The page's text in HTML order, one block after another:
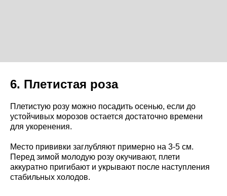
6. Плетистая роза
Плетистую розу можно посадить осенью, если до
устойчивых морозов остается достаточно времени
для укоренения.
Место прививки заглубляют примерно на 3-5 см.
Перед зимой молодую розу окучивают, плети
аккуратно пригибают и укрывают после наступления
стабильных холодов.